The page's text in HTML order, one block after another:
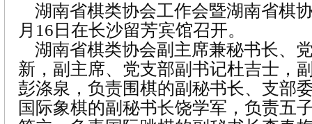
湖南省棋类协会工作会暨湖南省棋
月16日在长沙留芳宾馆召开。
湖南省棋类协会副主席兼秘书长、
新，副主席、党支部副书记杜吉士，
彭涤泉，负责围棋的副秘书长、支部
国际象棋的副秘书长饶学军，负责五